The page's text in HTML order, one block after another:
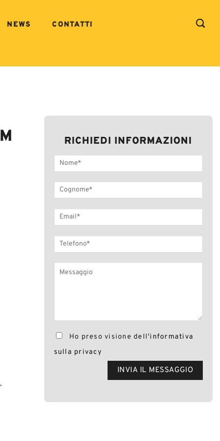
NEWS CONTATTI
RICHIEDI INFORMAZIONI
Ho preso visione dell'informativa
sulla privacy